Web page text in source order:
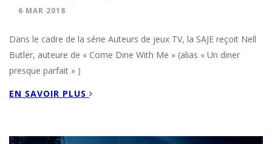
6 MAR 2018
Dans le cadre de la série Auteurs de jeux TV, la SAJE reçoit Nell
Butler, auteure de « Come Dine With Me » (alias « Un diner
presque parfait » )
EN SAVOIR PLUS